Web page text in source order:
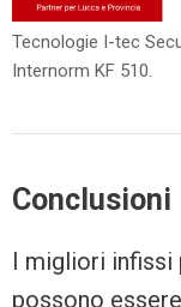
Tecnologie I-tec
Internorm KF 510.
Conclusioni
I migliori infissi
possono